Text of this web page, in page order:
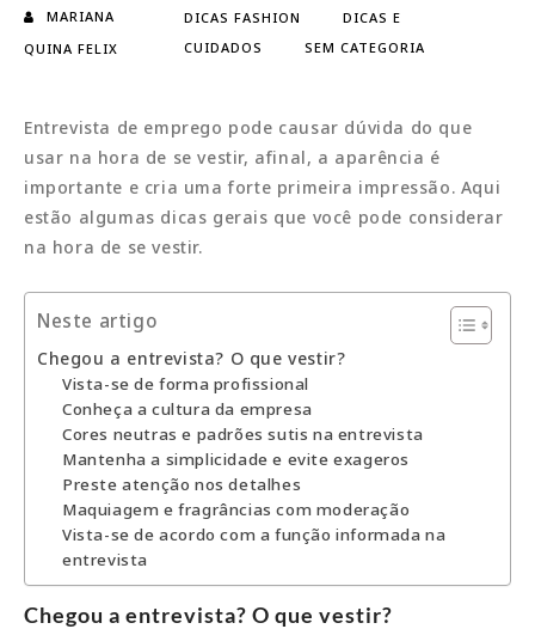
MARIANA
QUINA FELIX
DICAS FASHION
DICAS E
CUIDADOS
SEM CATEGORIA
Entrevista de emprego pode causar dúvida do que
usar na hora de se vestir, afinal, a aparência é
importante e cria uma forte primeira impressão. Aqui
estão algumas dicas gerais que você pode considerar
na hora de se vestir.
Neste artigo
Chegou a entrevista? O que vestir?
Vista-se de forma profissional
Conheça a cultura da empresa
Cores neutras e padrões sutis na entrevista
Mantenha a simplicidade e evite exageros
Preste atenção nos detalhes
Maquiagem e fragrâncias com moderação
Vista-se de acordo com a função informada na
entrevista
Chegou a entrevista? O que vestir?